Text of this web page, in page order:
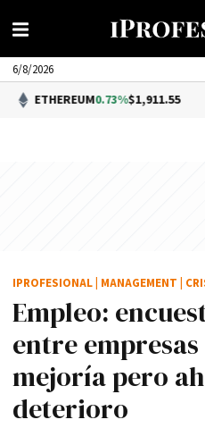
6/8/2026
0.73%$1,911.55
Empleo:
entre
mejoría pero
deterioro
IPROFESIONAL MANAGEMENT